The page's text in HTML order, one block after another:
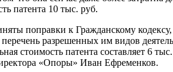
патента 10 тыс. руб.
поправки к Гражданскому
разрешенных им видов
стоимость патента составляет 6
«Опоры» Иван Ефременков.